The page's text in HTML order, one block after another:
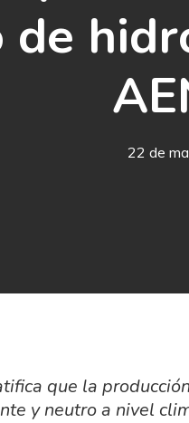
22 de
que la
y neutro a nivel